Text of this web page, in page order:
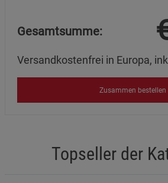
Gesamtsumme:
Versandkostenfrei in Europa,
Zusammen bestellen
Topseller der